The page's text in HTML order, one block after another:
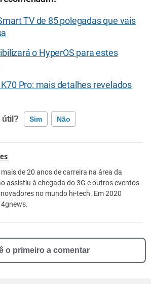
TV de 85 polegadas que vais
o HyperOS para estes
Pro: mais detalhes revelados
útil? Sim Não
informação incorreta
tem a informação que procuro
de 20 anos de carreira na área da
assistiu à chegada do 3G e outros eventos
no mundo hi-tech. Em 2020
o primeiro a comentar